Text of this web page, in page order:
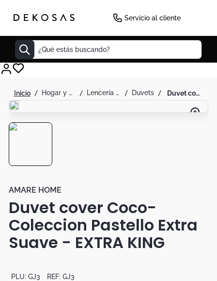
Servicio al cliente
¿Qué estás buscando?
hogar y decoración lencería para el hogar duvets duvet cover coco- coleccion pastello extra suave - extra king
AMARE HOME
Duvet cover Coco-
Coleccion Pastello Extra
Suave - EXTRA KING
PLU: GJ3 REF: GJ3
Decoracion
Cuadro
Sillas
Duvet
Botas
Dko